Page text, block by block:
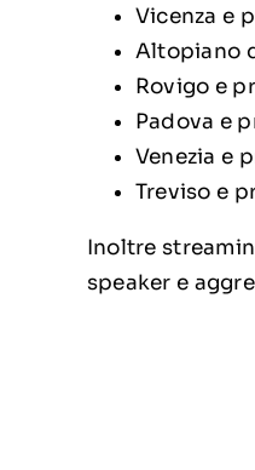
Vicenza e
Altopiano
Rovigo e
Padova e
Venezia e
Treviso e
Inoltre
speaker e